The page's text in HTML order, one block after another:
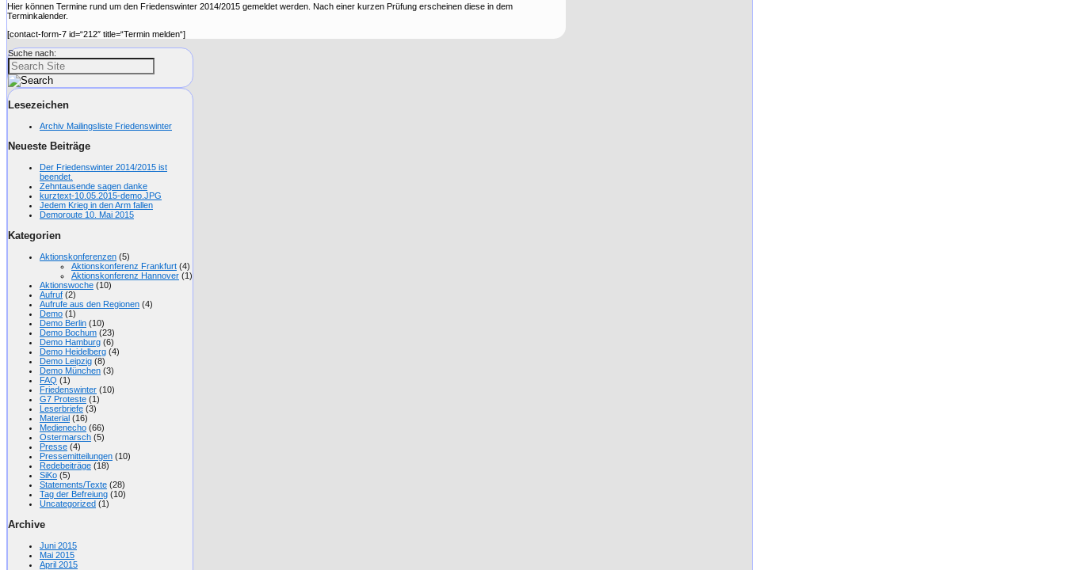
Hier können Termine rund um den Friedenswinter 2014/2015 gemeldet werden. Nach einer kurzen Prüfung erscheinen diese in dem
Terminkalender.
[contact-form-7 id=“212″ title=“Termin melden“]
Suche nach:
Lesezeichen
Archiv Mailingsliste Friedenswinter
Neueste Beiträge
Der Friedenswinter 2014/2015 ist
beendet.
Zehntausende sagen danke
kurztext-10.05.2015-demo.JPG
Jedem Krieg in den Arm fallen
Demoroute 10. Mai 2015
Kategorien
Aktionskonferenzen (5)
Aktionskonferenz Frankfurt (4)
Aktionskonferenz Hannover (1)
Aktionswoche (10)
Aufruf (2)
Aufrufe aus den Regionen (4)
Demo (1)
Demo Berlin (10)
Demo Bochum (23)
Demo Hamburg (6)
Demo Heidelberg (4)
Demo Leipzig (8)
Demo München (3)
FAQ (1)
Friedenswinter (10)
G7 Proteste (1)
Leserbriefe (3)
Material (16)
Medienecho (66)
Ostermarsch (5)
Presse (4)
Pressemitteilungen (10)
Redebeiträge (18)
SiKo (5)
Statements/Texte (28)
Tag der Befreiung (10)
Uncategorized (1)
Archive
Juni 2015
Mai 2015
April 2015